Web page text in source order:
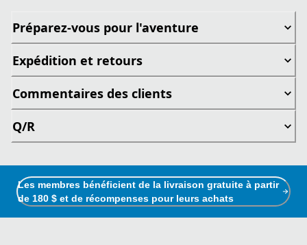
Préparez-vous pour l'aventure
Expédition et retours
Commentaires des clients
Q/R
Les membres bénéficient de la livraison gratuite à partir
de 180 $ et de récompenses pour leurs achats